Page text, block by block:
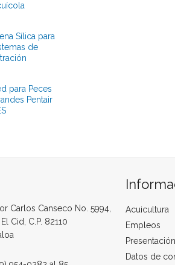
Sílica para
de
para Peces
Pentair
Carlos Canseco No. 5994,
Cid, C.P. 82110
Acuicultura
Empleos
Presentación
Datos de